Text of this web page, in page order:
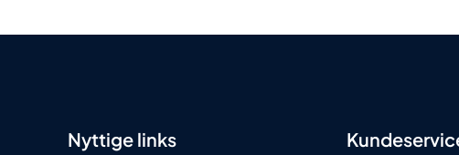
35,00 kr..28,00 kr..
Nyttige links